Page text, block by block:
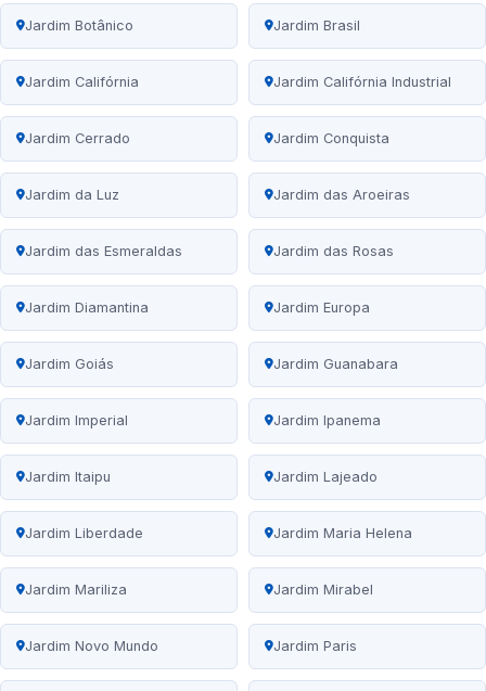
Jardim Botânico Jardim Brasil
Jardim Califórnia Jardim Califórnia Industrial
Jardim Cerrado Jardim Conquista
Jardim da Luz Jardim das Aroeiras
Jardim das Esmeraldas Jardim das Rosas
Jardim Diamantina Jardim Europa
Jardim Goiás Jardim Guanabara
Jardim Imperial Jardim Ipanema
Jardim Itaipu Jardim Lajeado
Jardim Liberdade Jardim Maria Helena
Jardim Mariliza Jardim Mirabel
Jardim Novo Mundo Jardim Paris